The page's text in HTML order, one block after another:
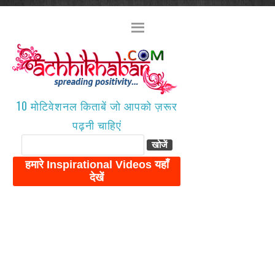
10 मोटिवेशनल किताबें जो आपको ज़रूर
पढ़नी चाहिएं